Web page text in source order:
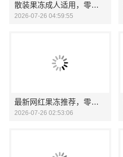
散装果冻成人适用，零食大明星放心选
2026-07-26 04:59:55
最新网红果冻推荐，零食大明星尝鲜
2026-07-26 02:53:06